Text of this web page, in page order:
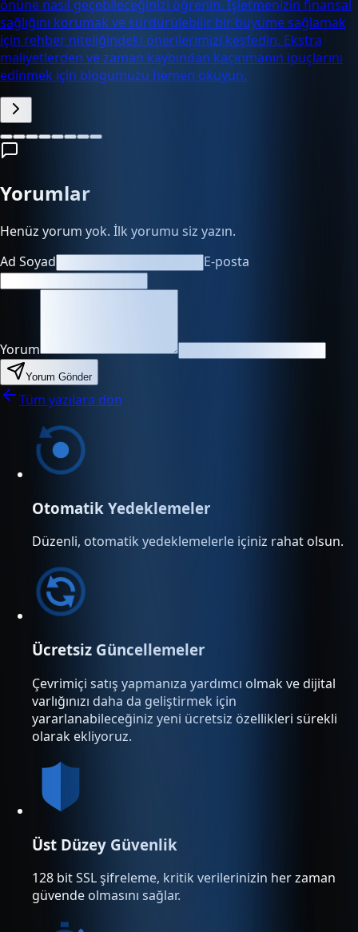
önüne nasıl geçebileceğinizi öğrenin. İşletmenizin finansal
sağlığını korumak ve sürdürülebilir bir büyüme sağlamak
için rehber niteliğindeki önerilerimizi keşfedin. Ekstra
maliyetlerden ve zaman kaybından kaçınmanın ipuçlarını
edinmek için blogumuzu hemen okuyun.
Yorumlar
Henüz yorum yok. İlk yorumu siz yazın.
Ad Soyad
E-posta
Yorum
Yorum Gönder
Tüm yazılara dön
Otomatik Yedeklemeler
Düzenli, otomatik yedeklemelerle içiniz rahat olsun.
Ücretsiz Güncellemeler
Çevrimiçi satış yapmanıza yardımcı olmak ve dijital
varlığınızı daha da geliştirmek için
yararlanabileceğiniz yeni ücretsiz özellikleri sürekli
olarak ekliyoruz.
Üst Düzey Güvenlik
128 bit SSL şifreleme, kritik verilerinizin her zaman
güvende olmasını sağlar.